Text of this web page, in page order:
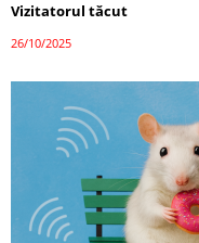
Vizitatorul tăcut
26/10/2025